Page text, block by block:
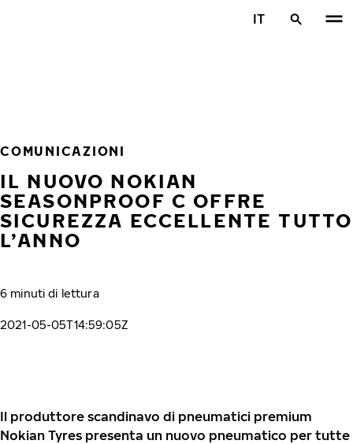
IT
COMUNICAZIONI
IL NUOVO NOKIAN
SEASONPROOF C OFFRE
SICUREZZA ECCELLENTE TUTTO
L’ANNO
6 minuti di lettura
2021-05-05T14:59:05Z
Il produttore scandinavo di pneumatici premium
Nokian Tyres presenta un nuovo pneumatico per tutte